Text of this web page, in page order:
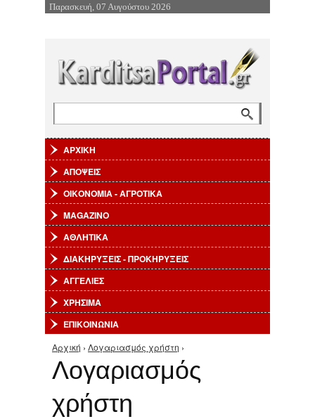
Επιστροφή στην Πλοήγηση
Παρασκευή, 07 Αυγούστου 2026
ΑΡΧΙΚΗ
ΑΠΟΨΕΙΣ
ΟΙΚΟΝΟΜΙΑ - ΑΓΡΟΤΙΚΑ
MAGAZINO
ΑΘΛΗΤΙΚΑ
ΔΙΑΚΗΡΥΞΕΙΣ - ΠΡΟΚΗΡΥΞΕΙΣ
ΑΓΓΕΛΙΕΣ
ΧΡΗΣΙΜΑ
ΕΠΙΚΟΙΝΩΝΙΑ
Είστε εδώ
Αρχική › Λογαριασμός χρήστη ›
Λογαριασμός
χρήστη